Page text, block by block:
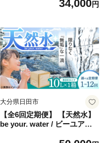
みず 備蓄 防災 天然水 日田
34,000円
大分県日田市
【全6回定期便】 【天然水】
be your. water / ビーユアウ